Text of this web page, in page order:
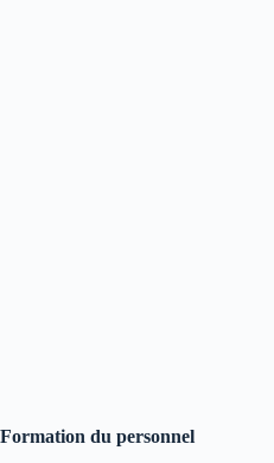
Formation du personnel